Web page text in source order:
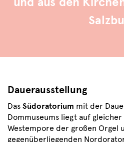
Dauerausstellung
Das Südoratorium mit der
Dommuseums liegt auf
Westempore der großen Orgel
gegenüberliegenden